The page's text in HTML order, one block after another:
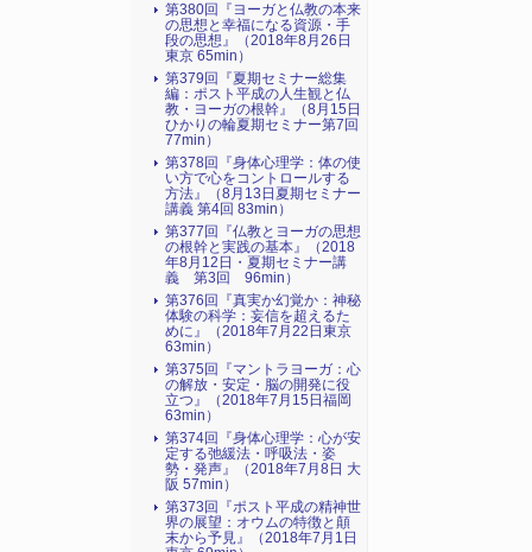
第380回『ヨーガと仏教の本来
の思想と幸福になる資源・手
段の思想』（2018年8月26日
東京 65min）
第379回『夏期セミナー総集
編：ポスト平成の人生観と仏
教・ヨーガの根幹』（8月15日
ひかりの輪夏期セミナー第7回
77min）
第378回『身体心理学：体の使
い方で心をコントロールする
方法』（8月13日夏期セミナー
講義 第4回 83min）
第377回『仏教とヨーガの思想
の根幹と実践の基本』（2018
年8月12日・夏期セミナー講
義 第3回 96min）
第376回『真実か幻覚か：神秘
体験の科学：妄信を超えるた
めに』（2018年7月22日東京
63min）
第375回『マントラヨーガ：心
の解放・安定・脳の開発に役
立つ』（2018年7月15日福岡
63min）
第374回『身体心理学：心が安
定する弛緩法・呼吸法・姿
勢・発声』（2018年7月8日 大
阪 57min）
第373回『ポスト平成の精神世
界の展望：オウムの特徴と顛
末から予見』（2018年7月1日